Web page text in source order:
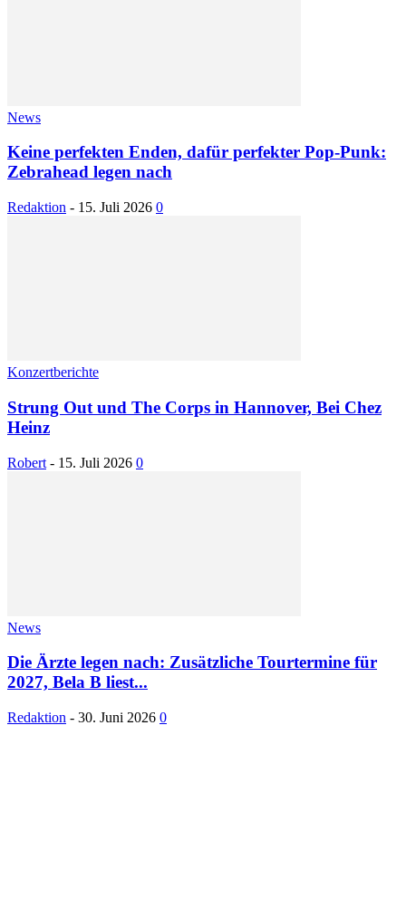
News
Keine perfekten Enden, dafür perfekter Pop-Punk:
Zebrahead legen nach
Redaktion - 15. Juli 2026 0
Konzertberichte
Strung Out und The Corps in Hannover, Bei Chez
Heinz
Robert - 15. Juli 2026 0
News
Die Ärzte legen nach: Zusätzliche Tourtermine für
2027, Bela B liest...
Redaktion - 30. Juni 2026 0